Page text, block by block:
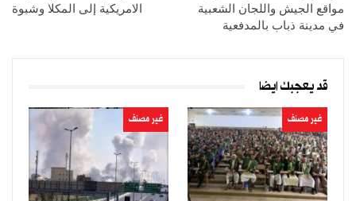
مواقع الجيش واللجان الشعبية
في مدينة ذباب بالمدفعية
الامريكية إلى المكلا وشبوة
قد يعجبك ايضا
غير مصنف غير مصنف